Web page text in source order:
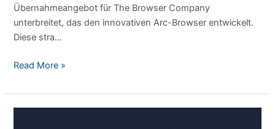
Übernahmeangebot für The Browser Company
unterbreitet, das den innovativen Arc-Browser entwickelt.
Diese stra…
Perplexity
KI-
Revolution
Read More »